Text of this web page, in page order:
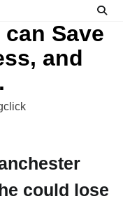
Save
and
could lose